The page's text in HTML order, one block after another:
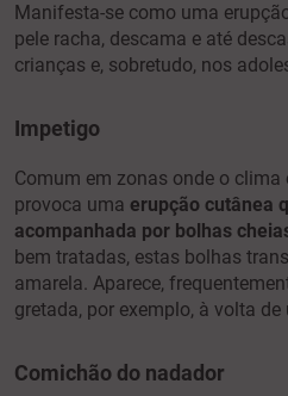
Manifesta-se como uma
pele racha, descama e até
crianças e, sobretudo, nos
Impetigo
Comum em zonas onde o clima
provoca uma erupção cutânea
acompanhada por bolhas
bem tratadas, estas bolhas
amarela. Aparece,
gretada, por exemplo, à volta
Comichão do nadador